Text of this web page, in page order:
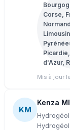
Corse,
d'Azur,
Mis à jour
KM
Kenza